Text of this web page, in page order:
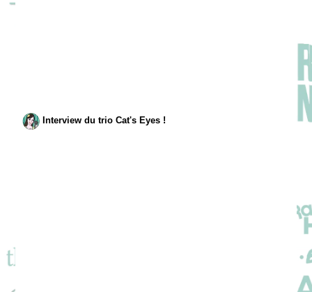
Interview du trio Cat's Eyes !